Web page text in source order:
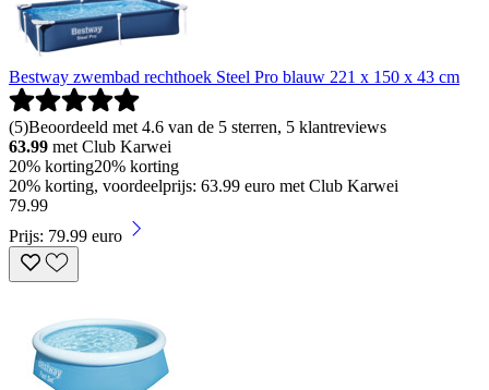
Bestway zwembad rechthoek Steel Pro blauw 221 x 150 x 43 cm
(5)Beoordeeld met 4.6 van de 5 sterren, 5 klantreviews
63.99 met Club Karwei
20% korting20% korting
20% korting, voordeelprijs: 63.99 euro met Club Karwei
79.99
Prijs: 79.99 euro